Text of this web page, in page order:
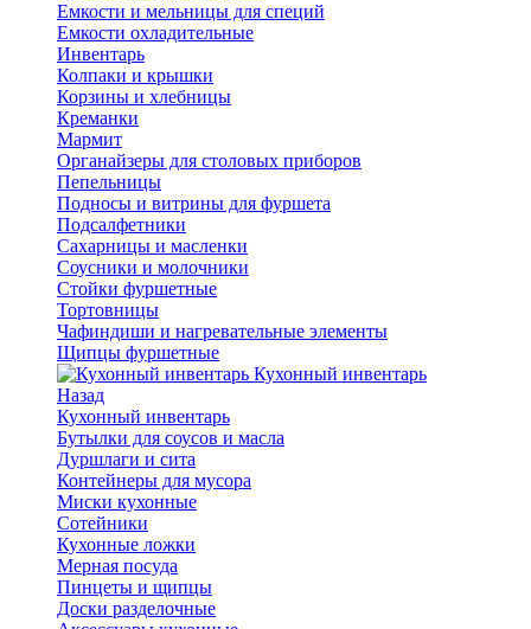
Емкости и мельницы для специй
Емкости охладительные
Инвентарь
Колпаки и крышки
Корзины и хлебницы
Креманки
Мармит
Органайзеры для столовых приборов
Пепельницы
Подносы и витрины для фуршета
Подсалфетники
Сахарницы и масленки
Соусники и молочники
Стойки фуршетные
Тортовницы
Чафиндиши и нагревательные элементы
Щипцы фуршетные
Кухонный инвентарь
Назад
Кухонный инвентарь
Бутылки для соусов и масла
Дуршлаги и сита
Контейнеры для мусора
Миски кухонные
Сотейники
Кухонные ложки
Мерная посуда
Пинцеты и щипцы
Доски разделочные